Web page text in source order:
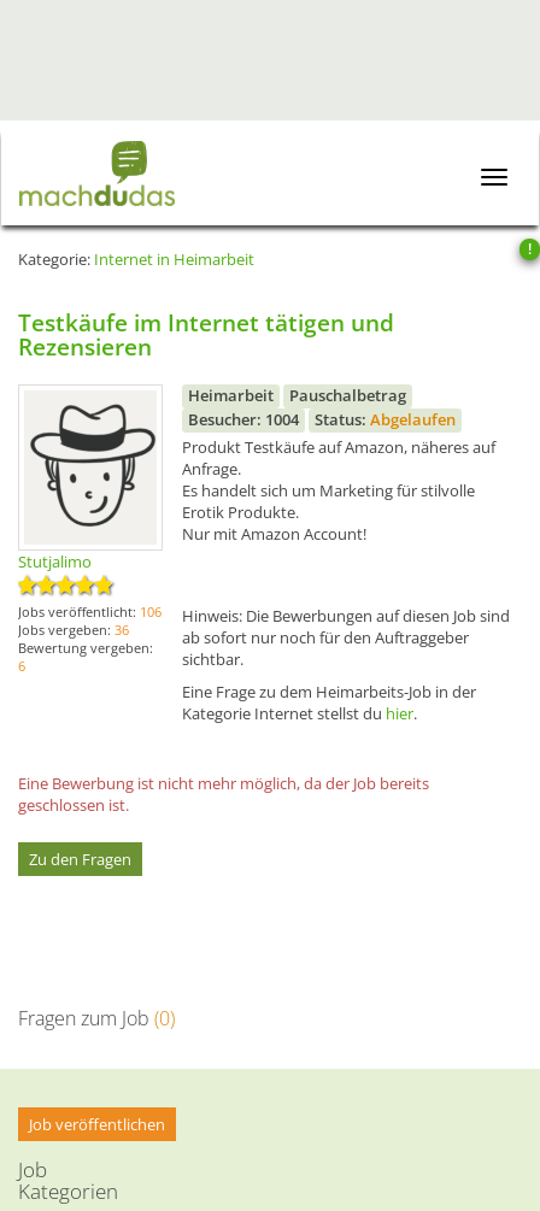
Toggle
!
Kategorie: Internet in Heimarbeit
Testkäufe im Internet tätigen und
Rezensieren
Stutjalimo
Jobs veröffentlicht: 106
Jobs vergeben: 36
Bewertung vergeben:
6
Heimarbeit
Pauschalbetrag
Besucher: 1004
Status: Abgelaufen
Produkt Testkäufe auf Amazon, näheres auf
Anfrage.
Es handelt sich um Marketing für stilvolle
Erotik Produkte.
Nur mit Amazon Account!
Hinweis: Die Bewerbungen auf diesen Job sind
ab sofort nur noch für den Auftraggeber
sichtbar.
Eine Frage zu dem Heimarbeits-Job in der
Kategorie Internet stellst du hier.
Eine Bewerbung ist nicht mehr möglich, da der Job bereits
geschlossen ist.
Zu den Fragen
Fragen zum Job (0)
Job veröffentlichen
Job
Kategorien